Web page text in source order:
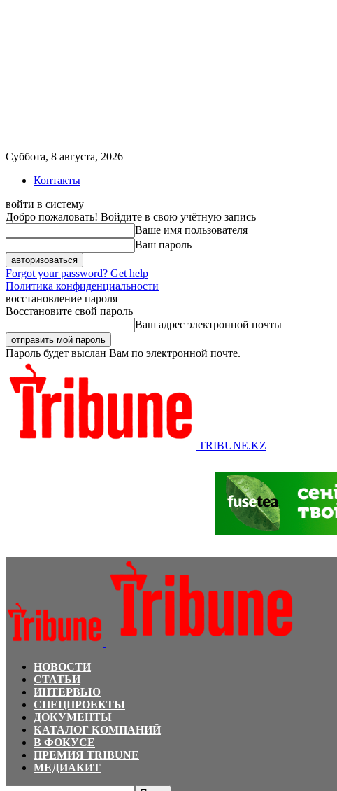
Суббота, 8 августа, 2026
Контакты
войти в систему
Добро пожаловать! Войдите в свою учётную запись
Ваше имя пользователя
Ваш пароль
Forgot your password? Get help
Политика конфиденциальности
восстановление пароля
Восстановите свой пароль
Ваш адрес электронной почты
Пароль будет выслан Вам по электронной почте.
TRIBUNE.KZ
НОВОСТИ
СТАТЬИ
ИНТЕРВЬЮ
СПЕЦПРОЕКТЫ
ДОКУМЕНТЫ
КАТАЛОГ КОМПАНИЙ
В ФОКУСЕ
ПРЕМИЯ TRIBUNE
МЕДИАКИТ